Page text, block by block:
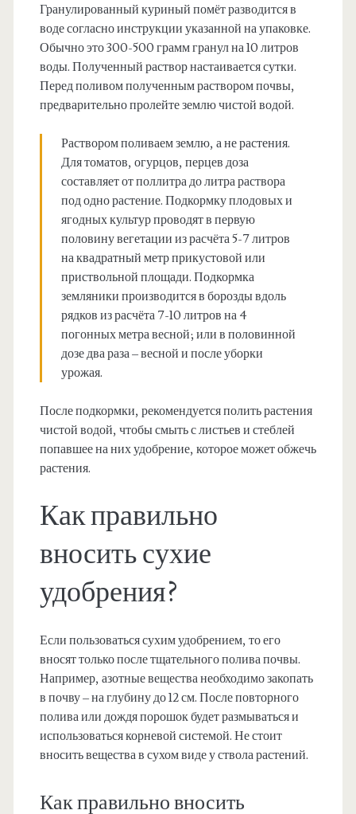
Гранулированный куриный помёт разводится в
воде согласно инструкции указанной на упаковке.
Обычно это 300-500 грамм гранул на 10 литров
воды. Полученный раствор настаивается сутки.
Перед поливом полученным раствором почвы,
предварительно пролейте землю чистой водой.
Раствором поливаем землю, а не растения.
Для томатов, огурцов, перцев доза
составляет от поллитра до литра раствора
под одно растение. Подкормку плодовых и
ягодных культур проводят в первую
половину вегетации из расчёта 5-7 литров
на квадратный метр прикустовой или
приствольной площади. Подкормка
земляники производится в борозды вдоль
рядков из расчёта 7-10 литров на 4
погонных метра весной; или в половинной
дозе два раза – весной и после уборки
урожая.
После подкормки, рекомендуется полить растения
чистой водой, чтобы смыть с листьев и стеблей
попавшее на них удобрение, которое может обжечь
растения.
Как правильно
вносить сухие
удобрения?
Если пользоваться сухим удобрением, то его
вносят только после тщательного полива почвы.
Например, азотные вещества необходимо закопать
в почву – на глубину до 12 см. После повторного
полива или дождя порошок будет размываться и
использоваться корневой системой. Не стоит
вносить вещества в сухом виде у ствола растений.
Как правильно вносить